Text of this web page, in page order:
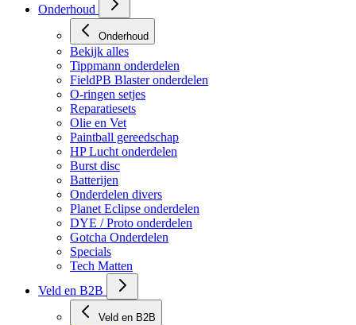
Onderhoud
Onderhoud
Bekijk alles
Tippmann onderdelen
FieldPB Blaster onderdelen
O-ringen setjes
Reparatiesets
Olie en Vet
Paintball gereedschap
HP Lucht onderdelen
Burst disc
Batterijen
Onderdelen divers
Planet Eclipse onderdelen
DYE / Proto onderdelen
Gotcha Onderdelen
Specials
Tech Matten
Veld en B2B
Veld en B2B